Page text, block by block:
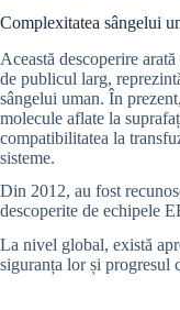
Complexitatea sângelui
Această descoperire
de publicul larg,
sângelui uman. În
molecule aflate la
compatibilitatea la
sisteme.
Din 2012, au fost
descoperite de echipele
La nivel global, există
siguranța lor și progresul